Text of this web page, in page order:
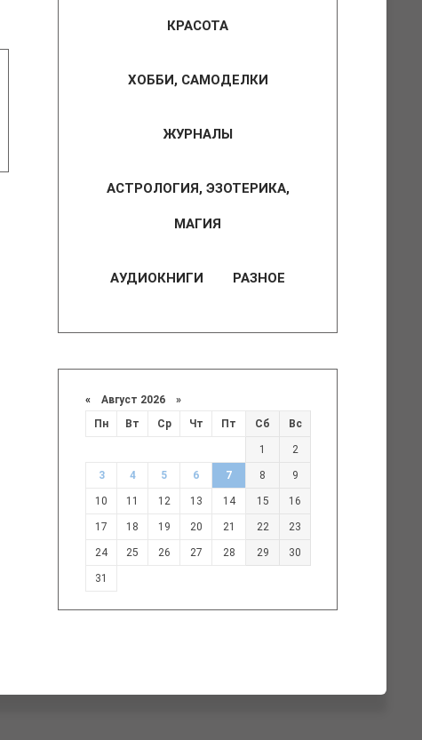
КРАСОТА
ХОББИ, САМОДЕЛКИ
ЖУРНАЛЫ
АСТРОЛОГИЯ, ЭЗОТЕРИКА,
МАГИЯ
АУДИОКНИГИ РАЗНОЕ
« Август 2026 »
Пн
Вт Ср Чт Пт Сб Вс
1 2
3 4 5 6 7 8 9
10 11 12 13 14 15 16
17 18 19 20 21 22 23
24 25 26 27 28 29 30
31